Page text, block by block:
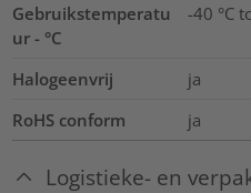
Gebruikstemperatu
ur - °C
-40 °C
Halogeenvrij
ja
RoHS conform
ja
Logistieke- en